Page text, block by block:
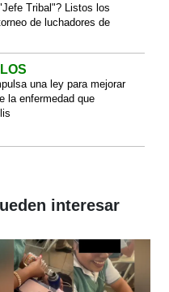
Tribal"? Listos los
de luchadores de
una ley para mejorar
la enfermedad que
interesar